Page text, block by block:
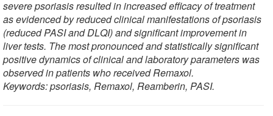
severe psoriasis resulted in increased efficacy of treatment
as evidenced by reduced clinical manifestations of psoriasis
(reduced PASI and DLQI) and significant improvement in
liver tests. The most pronounced and statistically significant
positive dynamics of clinical and laboratory parameters was
observed in patients who received Remaxol.
Keywords: psoriasis, Remaxol, Reamberin, PASI.